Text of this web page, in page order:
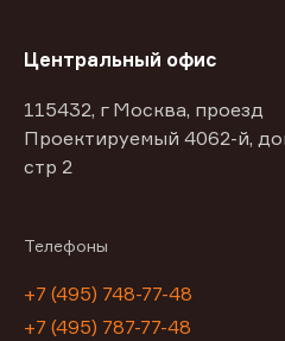
Центральный офис
115432, г Москва, проезд
Проектируемый 4062-й,
стр 2
Телефоны
+7 (495) 748-77-48
+7 (495) 787-77-48